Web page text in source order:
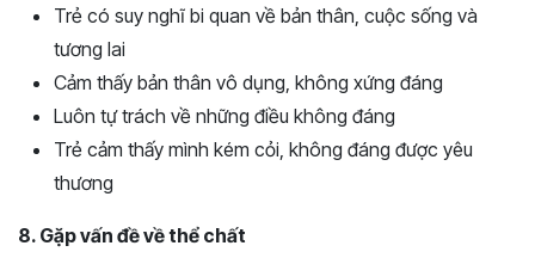
Trẻ có suy nghĩ bi quan về bản thân, cuộc sống và
tương lai
Cảm thấy bản thân vô dụng, không xứng đáng
Luôn tự trách về những điều không đáng
Trẻ cảm thấy mình kém cỏi, không đáng được yêu
thương
8. Gặp vấn đề về thể chất